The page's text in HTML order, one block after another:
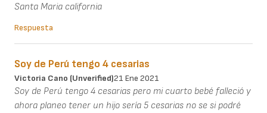
Santa Maria california
Respuesta
Soy de Perú tengo 4 cesarias
Victoria Cano (unverified)21 Ene 2021
Soy de Perú tengo 4 cesarias pero mi cuarto bebé falleció y
ahora planeo tener un hijo sería 5 cesarias no se si podré